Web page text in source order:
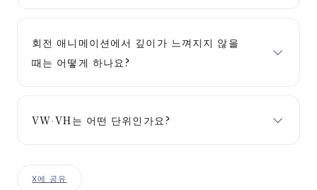
회전 애니메이션에서 깊이가 느껴지지 않을
때는 어떻게 하나요?
VW·VH는 어떤 단위인가요?
X에 공유